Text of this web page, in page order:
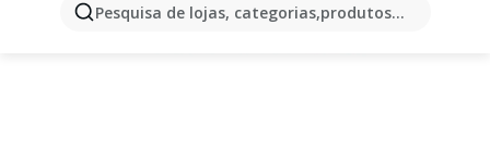
Pesquisa de lojas, categorias,produtos...